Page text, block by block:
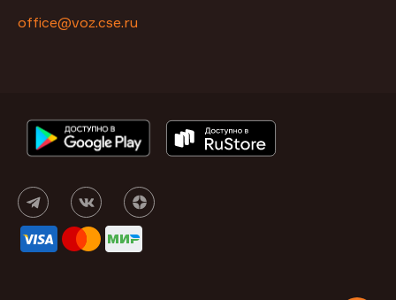
office@voz.cse.ru